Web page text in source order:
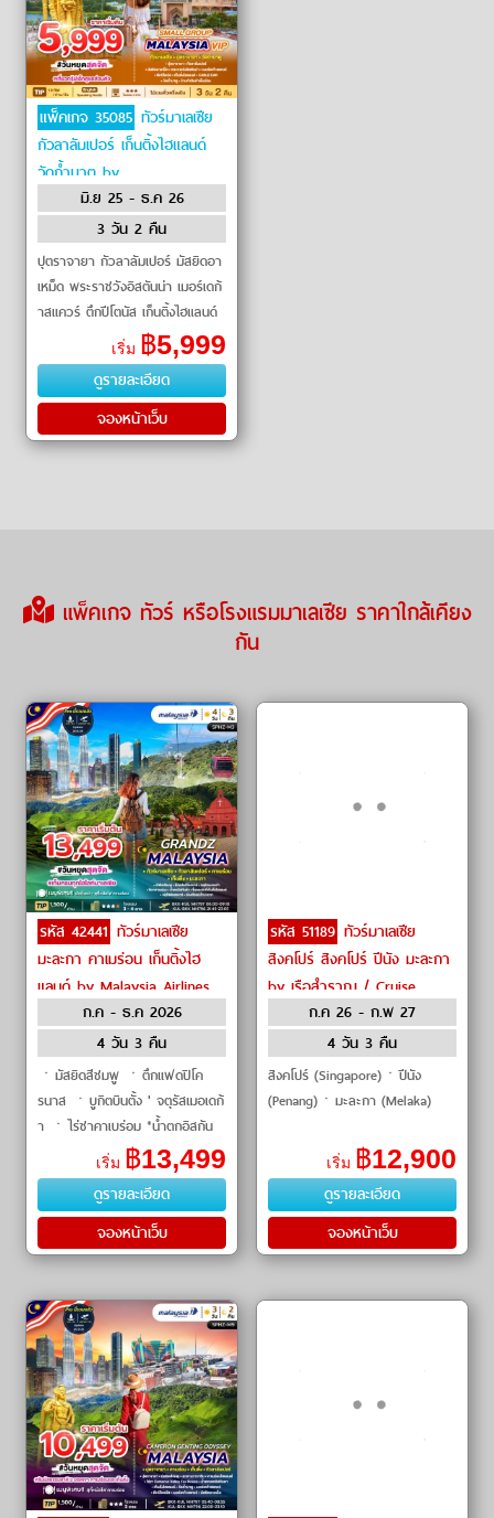
แพ็คเกจ 35085 ทัวร์มาเลเซีย
กัวลาลัมเปอร์ เก็นติ้งไฮแลนด์
วัดถ้ำบาตู by
มิ.ย 25 - ธ.ค 26
3 วัน 2 คืน
ปุตราจายา กัวลาลัมเปอร์ มัสยิดอา
เหม็ด พระราชวังอิสตันน่า เมอร์เดก้
าสแควร์ ตึกปีโตนัส เก็นติ้งไฮแลนด์
เริ่ม ฿5,999
ดูรายละเอียด
จองหน้าเว็บ
แพ็คเกจ ทัวร์ หรือโรงแรมมาเลเซีย ราคาใกล้เคียง
กัน
รหัส 42441 ทัวร์มาเลเซีย
มะละกา คาเมร่อน เก็นติ้งไฮ
แลนด์ by Malaysia Airlines
ก.ค - ธ.ค 2026
4 วัน 3 คืน
ㆍมัสยิดสีชมพู ㆍตึกแฟดปิโค
รนาส ㆍบูกิตบินตั้ง ' จตุรัสเมอเดก้
า ㆍไร่ชาคาเบร่อม *น้ำตกอิสกัน
ค้า-ขึ้นกระเข้า AWANANA
เริ่ม ฿13,499
ดูรายละเอียด
จองหน้าเว็บ
รหัส 51189 ทัวร์มาเลเซีย
สิงคโปร์ สิงคโปร์ ปีนัง มะละกา
by เรือสำราญ / Cruise
ก.ค 26 - ก.พ 27
4 วัน 3 คืน
สิงคโปร์ (Singapore)ㆍปีนัง
(Penang)ㆍมะละกา (Melaka)
เริ่ม ฿12,900
ดูรายละเอียด
จองหน้าเว็บ